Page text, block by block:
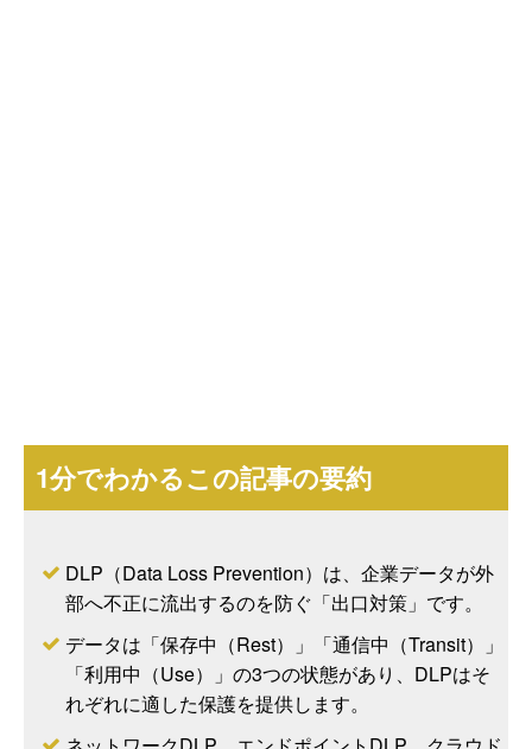
1分でわかるこの記事の要約
DLP（Data Loss Prevention）は、企業データが外
部へ不正に流出するのを防ぐ「出口対策」です。
データは「保存中（Rest）」「通信中（Transit）」
「利用中（Use）」の3つの状態があり、DLPはそ
れぞれに適した保護を提供します。